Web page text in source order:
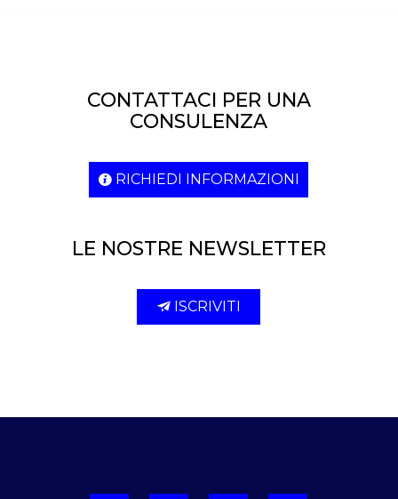
CONTATTACI PER UNA
CONSULENZA
RICHIEDI INFORMAZIONI
LE NOSTRE NEWSLETTER
ISCRIVITI